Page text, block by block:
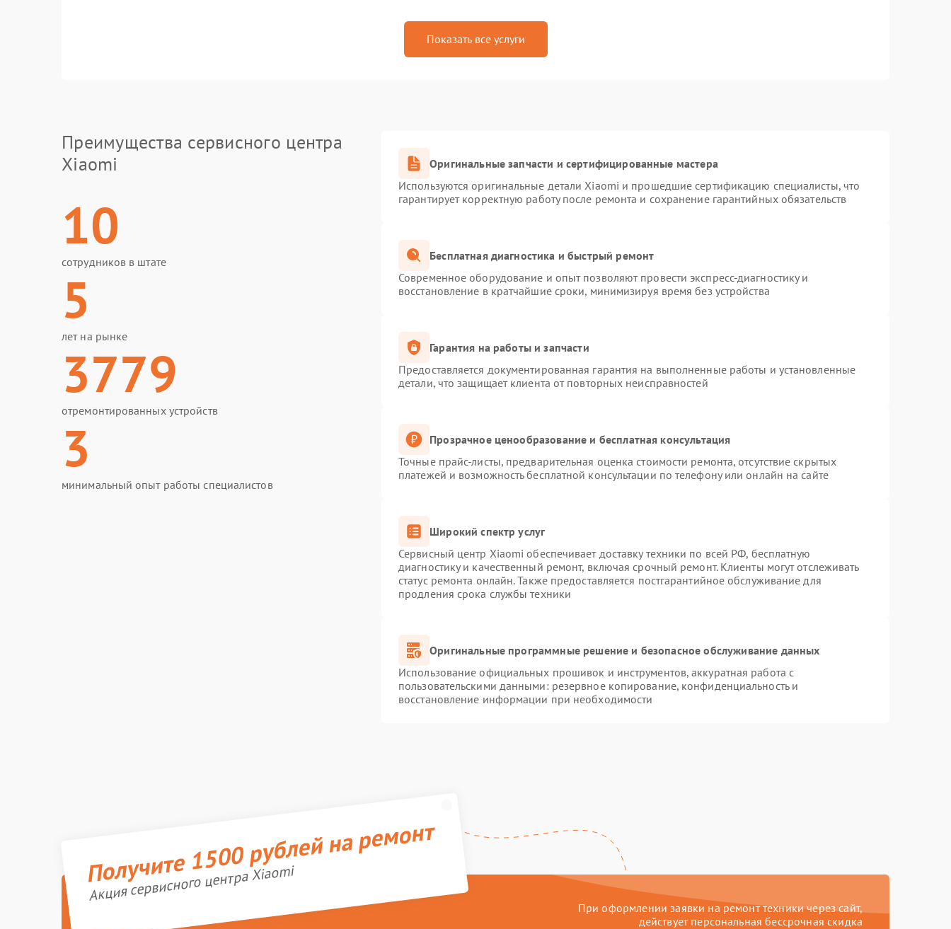
Показать все услуги
Преимущества сервисного центра
Xiaomi
10
сотрудников в штате
5
лет на рынке
3779
отремонтированных устройств
3
минимальный опыт работы специалистов
Оригинальные запчасти и сертифицированные мастера
Используются оригинальные детали Xiaomi и прошедшие сертификацию специалисты, что
гарантирует корректную работу после ремонта и сохранение гарантийных обязательств
Бесплатная диагностика и быстрый ремонт
Современное оборудование и опыт позволяют провести экспресс-диагностику и
восстановление в кратчайшие сроки, минимизируя время без устройства
Гарантия на работы и запчасти
Предоставляется документированная гарантия на выполненные работы и установленные
детали, что защищает клиента от повторных неисправностей
Прозрачное ценообразование и бесплатная консультация
Точные прайс-листы, предварительная оценка стоимости ремонта, отсутствие скрытых
платежей и возможность бесплатной консультации по телефону или онлайн на сайте
Широкий спектр услуг
Сервисный центр Xiaomi обеспечивает доставку техники по всей РФ, бесплатную
диагностику и качественный ремонт, включая срочный ремонт. Клиенты могут отслеживать
статус ремонта онлайн. Также предоставляется постгарантийное обслуживание для
продления срока службы техники
Оригинальные программные решение и безопасное обслуживание данных
Использование официальных прошивок и инструментов, аккуратная работа с
пользовательскими данными: резервное копирование, конфиденциальность и
восстановление информации при необходимости
Получите 1500 рублей на ремонт
Акция сервисного центра Xiaomi
При оформлении заявки на ремонт техники через сайт,
действует персональная бессрочная скидка